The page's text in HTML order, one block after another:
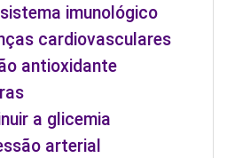
imunológico
cardiovasculares
antioxidante
a glicemia
arterial